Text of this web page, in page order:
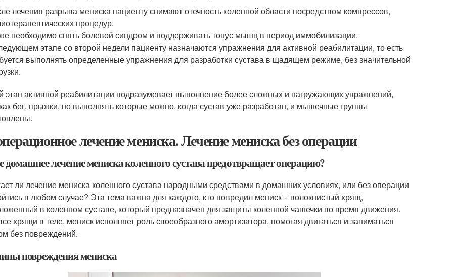
лечения разрыва мениска пациенту снимают отечность коленной области посредством компрессов,
процедур.
необходимо снять болевой синдром и поддерживать тонус мышц в период иммобилизации.
этапе со второй недели пациенту назначаются упражнения для активной реабилитации, то есть
выполнять определенные упражнения для разработки сустава в щадящем режиме, без значительной
этап активной реабилитации подразумевает выполнение более сложных и нагружающих упражнений,
бег, прыжки, но выполнять которые можно, когда сустав уже разработан, и мышечные группы
лечение мениска. Лечение мениска без операции
домашнее лечение мениска коленного сустава предотвращает операцию?
ли лечение мениска коленного сустава народными средствами в домашних условиях, или без операции
в любом случае? Эта тема важна для каждого, кто повредил мениск – волокнистый хрящ,
в коленном суставе, который предназначен для защиты коленной чашечки во время движения.
хрящи в теле, мениск исполняет роль своеобразного амортизатора, помогая двигаться и заниматься
без повреждений.
повреждения мениска